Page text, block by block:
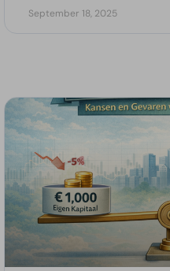
September 18, 2025